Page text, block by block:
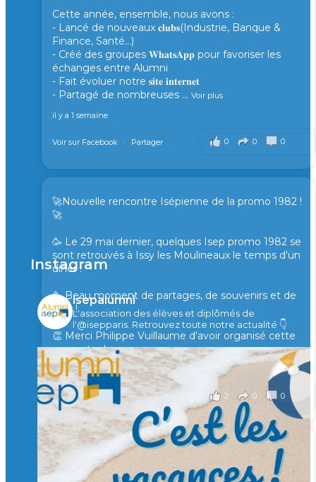
Cette année, ensemble, nous avons :
- Lancé de nouveaux 𝐜𝐥𝐮𝐛𝐬(Industrie, Banque &
Finance, Santé...)
- Créé des groupes 𝐖𝐡𝐚𝐭𝐬𝐀𝐩𝐩 pour favoriser les
échanges entre Alumni
- Fait évoluer notre 𝐬𝐢𝐭𝐞 𝐢𝐧𝐭𝐞𝐫𝐧𝐞𝐭
- Partagé de nombreuses ... Voir plus
il y a 1 semaine
0 0 0
Voir sur Facebook · Partager
🚀Nouvelle rencontre Isépienne de la promo 1982 !
🚀
🥳 Le 29 mai dernier, quelques Isep promo 1982 se
sont retrouvés à Issy les Moulineaux le temps d'un
diner !
🥳 Beau moment de partages, de souvenirs et de
rires !
👏 Merci Philippe Vuillaume d'avoir organisé cette
rencontre !
il y a 2 mois
2 0 0
Voir sur Facebook · Partager
🙏 Soutenez l’Isep via la taxe d’apprentissage 2026
et contribuons ensemble à former les générations
d’ingénieurs de demain. 🙏
Instagram
isepalumni
L'association des élèves et diplômés de
l'@isepparis. Retrouvez toute notre actualité 👇